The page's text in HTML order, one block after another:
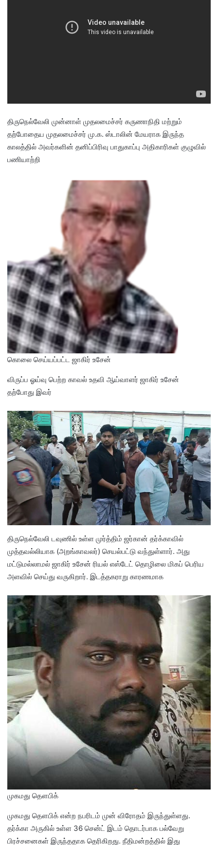
திருநெல்வேலி முன்னாள் முதலமைச்சர் கருணாநிதி மற்றும்
தற்போதைய முதலமைச்சர் மு.க. ஸ்டாலின் மேயராக இருந்த
காலத்தில் அவர்களின் தனிப்பிரிவு பாதுகாப்பு அதிகாரிகள் குழுவில்
பணியாற்றி
கொலை செய்யப்பட்ட ஜாகிர் உசேன்
விருப்ப ஓய்வு பெற்ற காவல் உதவி ஆய்வாளர் ஜாகிர் உசேன்
தற்போது இவர்
திருநெல்வேலி டவுணில் உள்ள முர்த்திம் ஜர்கான் தர்க்காவில்
முத்தவல்லியாக (அறங்காவலர்) செயல்பட்டு வந்துள்ளார். அது
மட்டுமல்லாமல் ஜாகிர் உசேன் ரியல் எஸ்டேட் தொழிலை மிகப் பெரிய
அளவில் செய்து வருகிறார். இடத்தகராறு காரணமாக
முகமது தௌபிக்
முகமது தௌபிக் என்ற நபரிடம் முன் விரோதம் இருந்துள்ளது.
தர்க்கா அருகில் உள்ள 36 சென்ட் இடம் தொடர்பாக பல்வேறு
பிரச்சனைகள் இருந்ததாக தெரிகிறது. நீதிமன்றத்தில் இது